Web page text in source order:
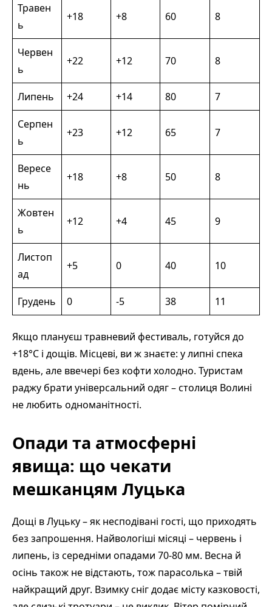
Травен
ь
+18 +8 60 8
Червен
ь
+22 +12 70 8
Липень +24 +14 80 7
Серпен
ь
+23 +12 65 7
Вересе
нь
+18 +8 50 8
Жовтен
ь
+12 +4 45 9
Листоп
ад
+5 0 40 10
Грудень 0 -5 38 11
Якщо плануєш травневий фестиваль, готуйся до
+18°C і дощів. Місцеві, ви ж знаєте: у липні спека
вдень, але ввечері без кофти холодно. Туристам
раджу брати універсальний одяг – столиця Волині
не любить одноманітності.
Опади та атмосферні
явища: що чекати
мешканцям Луцька
Дощі в Луцьку – як несподівані гості, що приходять
без запрошення. Найвологіші місяці – червень і
липень, із середніми опадами 70-80 мм. Весна й
осінь також не відстають, тож парасолька – твій
найкращий друг. Взимку сніг додає місту казковості,